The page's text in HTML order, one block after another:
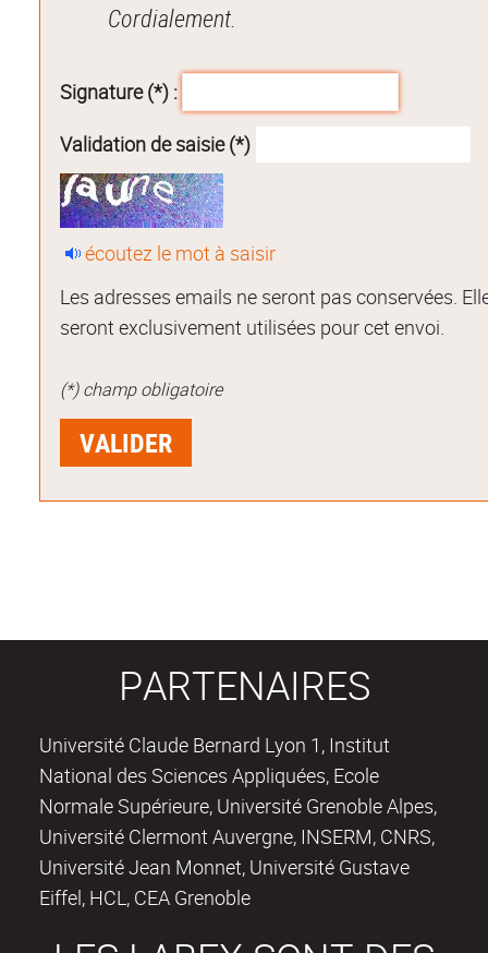
Cordialement.
Signature (*) :
Validation de saisie (*)
écoutez le mot à saisir
Les adresses emails ne seront pas conservées.
seront exclusivement utilisées pour cet envoi.
(*) champ obligatoire
PARTENAIRES
Université Claude Bernard Lyon 1, Institut
National des Sciences Appliquées, Ecole
Normale Supérieure, Université Grenoble Alpes,
Université Clermont Auvergne, INSERM, CNRS,
Université Jean Monnet, Université Gustave
Eiffel, HCL, CEA Grenoble